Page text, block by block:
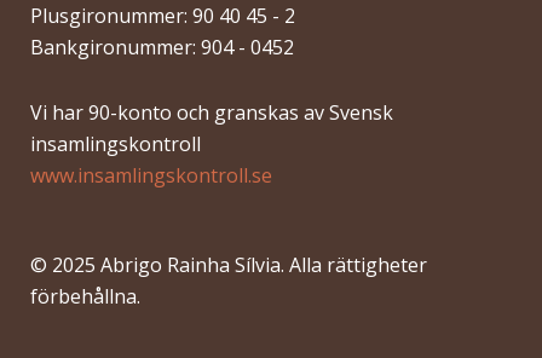
Plusgironummer: 90 40 45 - 2
Bankgironummer: 904 - 0452
Vi har 90-konto och granskas av Svensk
insamlingskontroll
www.insamlingskontroll.se
© 2025 Abrigo Rainha Sílvia. Alla rättigheter
förbehållna.